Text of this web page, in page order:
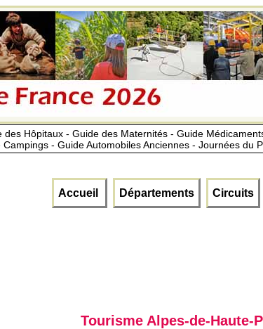
Hôpitaux - Guide des Maternités - Guide
- Guide Automobiles Anciennes - Journées du
Accueil Départements Circuits
Tourisme Alpes-de-Haute-